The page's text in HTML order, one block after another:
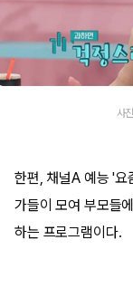
사
한편, 채널A 예능 '요
가들이 모여 부모들
하는 프로그램이다.